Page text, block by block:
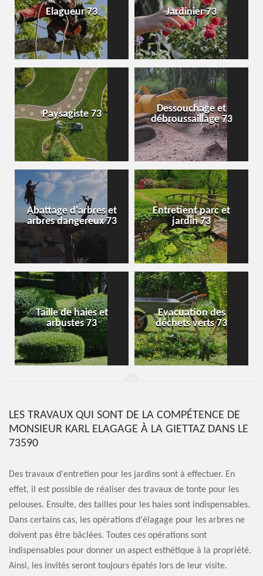
Elagueur 73 Jardinier 73
Paysagiste 73
Dessouchage et
débroussaillage 73
Abattage d'arbres et
arbres dangereux 73
Entretient parc et
jardin 73
Taille de haies et
arbustes 73
Evacuation des
déchets verts 73
LES TRAVAUX QUI SONT DE LA COMPÉTENCE DE
MONSIEUR KARL ELAGAGE À LA GIETTAZ DANS LE
73590
Des travaux d'entretien pour les jardins sont à effectuer. En
effet, il est possible de réaliser des travaux de tonte pour les
pelouses. Ensuite, des tailles pour les haies sont indispensables.
Dans certains cas, les opérations d'élagage pour les arbres ne
doivent pas être bâclées. Toutes ces opérations sont
indispensables pour donner un aspect esthétique à la propriété.
Ainsi, les invités seront toujours épatés lors de leur visite.